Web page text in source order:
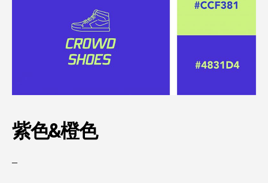
紫色&橙色
–